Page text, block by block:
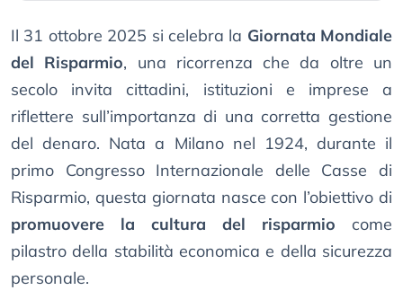
Il 31 ottobre 2025 si celebra la Giornata Mondiale
del Risparmio, una ricorrenza che da oltre un
secolo invita cittadini, istituzioni e imprese a
riflettere sull’importanza di una corretta gestione
del denaro. Nata a Milano nel 1924, durante il
primo Congresso Internazionale delle Casse di
Risparmio, questa giornata nasce con l’obiettivo di
promuovere la cultura del risparmio come
pilastro della stabilità economica e della sicurezza
personale.